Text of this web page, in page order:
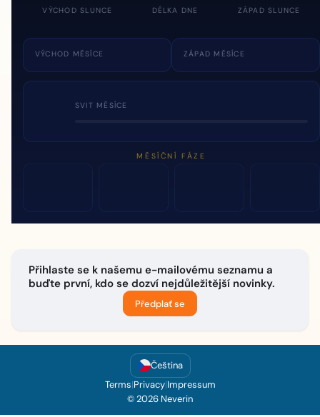
VÝCHOD SLUNCE DÉLKA DNE ZÁPAD SLUNCE
VÝCHOD MĚSÍCE ZÁPAD MĚSÍCE
SVIT MĚSÍCE
MĚSÍČNÍ FÁZE
Přihlaste se k našemu e-mailovému seznamu a
buďte první, kdo se dozví nejdůležitější novinky.
Předplať se
Čeština
Terms|Privacy|Impressum
© 2026 Neverin